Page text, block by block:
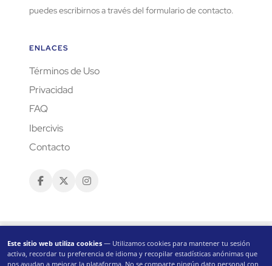
Este sitio web utiliza cookies — Utilizamos cookies para mantener tu sesión
activa, recordar tu preferencia de idioma y recopilar estadísticas anónimas que
nos ayudan a mejorar la plataforma. No se comparte ningún dato personal con
puedes escribirnos a través del formulario de contacto.
ENLACES
Términos de Uso
Privacidad
FAQ
Ibercivis
Contacto